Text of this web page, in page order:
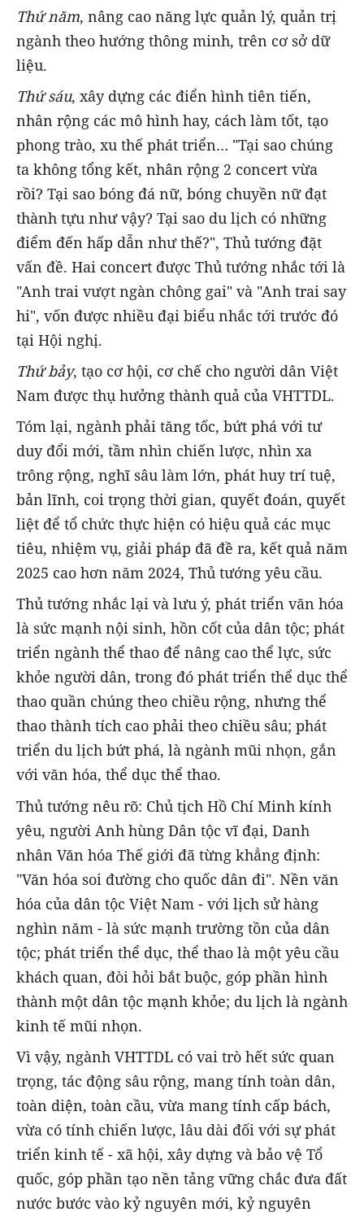
Thứ năm, nâng cao năng lực quản lý, quản trị
ngành theo hướng thông minh, trên cơ sở dữ
liệu.
Thứ sáu, xây dựng các điển hình tiên tiến,
nhân rộng các mô hình hay, cách làm tốt, tạo
phong trào, xu thế phát triển… "Tại sao chúng
ta không tổng kết, nhân rộng 2 concert vừa
rồi? Tại sao bóng đá nữ, bóng chuyền nữ đạt
thành tựu như vậy? Tại sao du lịch có những
điểm đến hấp dẫn như thế?", Thủ tướng đặt
vấn đề. Hai concert được Thủ tướng nhắc tới là
"Anh trai vượt ngàn chông gai" và "Anh trai say
hi", vốn được nhiều đại biểu nhắc tới trước đó
tại Hội nghị.
Thứ bảy, tạo cơ hội, cơ chế cho người dân Việt
Nam được thụ hưởng thành quả của VHTTDL.
Tóm lại, ngành phải tăng tốc, bứt phá với tư
duy đổi mới, tầm nhìn chiến lược, nhìn xa
trông rộng, nghĩ sâu làm lớn, phát huy trí tuệ,
bản lĩnh, coi trọng thời gian, quyết đoán, quyết
liệt để tổ chức thực hiện có hiệu quả các mục
tiêu, nhiệm vụ, giải pháp đã đề ra, kết quả năm
2025 cao hơn năm 2024, Thủ tướng yêu cầu.
Thủ tướng nhắc lại và lưu ý, phát triển văn hóa
là sức mạnh nội sinh, hồn cốt của dân tộc; phát
triển ngành thể thao để nâng cao thể lực, sức
khỏe người dân, trong đó phát triển thể dục thể
thao quần chúng theo chiều rộng, nhưng thể
thao thành tích cao phải theo chiều sâu; phát
triển du lịch bứt phá, là ngành mũi nhọn, gắn
với văn hóa, thể dục thể thao.
Thủ tướng nêu rõ: Chủ tịch Hồ Chí Minh kính
yêu, người Anh hùng Dân tộc vĩ đại, Danh
nhân Văn hóa Thế giới đã từng khẳng định:
"Văn hóa soi đường cho quốc dân đi". Nền văn
hóa của dân tộc Việt Nam - với lịch sử hàng
nghìn năm - là sức mạnh trường tồn của dân
tộc; phát triển thể dục, thể thao là một yêu cầu
khách quan, đòi hỏi bắt buộc, góp phần hình
thành một dân tộc mạnh khỏe; du lịch là ngành
kinh tế mũi nhọn.
Vì vậy, ngành VHTTDL có vai trò hết sức quan
trọng, tác động sâu rộng, mang tính toàn dân,
toàn diện, toàn cầu, vừa mang tính cấp bách,
vừa có tính chiến lược, lâu dài đối với sự phát
triển kinh tế - xã hội, xây dựng và bảo vệ Tổ
quốc, góp phần tạo nền tảng vững chắc đưa đất
nước bước vào kỷ nguyên mới, kỷ nguyên